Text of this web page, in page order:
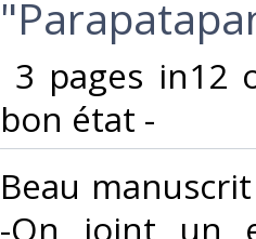
3 pages in12
bon état -‎
‎Beau
-On joint un